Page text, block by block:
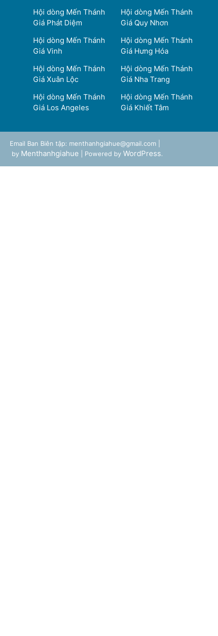
Hội dòng Mến Thánh
Giá Phát Diệm
Hội dòng Mến Thánh
Giá Quy Nhơn
Hội dòng Mến Thánh
Giá Vinh
Hội dòng Mến Thánh
Giá Hưng Hóa
Hội dòng Mến Thánh
Giá Xuân Lộc
Hội dòng Mến Thánh
Giá Nha Trang
Hội dòng Mến Thánh
Giá Los Angeles
Hội dòng Mến Thánh
Giá Khiết Tâm
Email Ban Biên tập: menthanhgiahue@gmail.com |
by Menthanhgiahue | Powered by WordPress.